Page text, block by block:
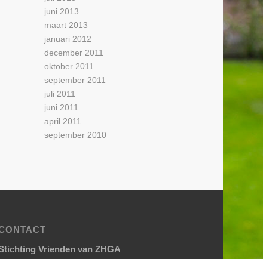
juni 2013
maart 2013
januari 2012
december 2011
oktober 2011
september 2011
juli 2011
juni 2011
april 2011
september 2010
Vrienden van ZHGA